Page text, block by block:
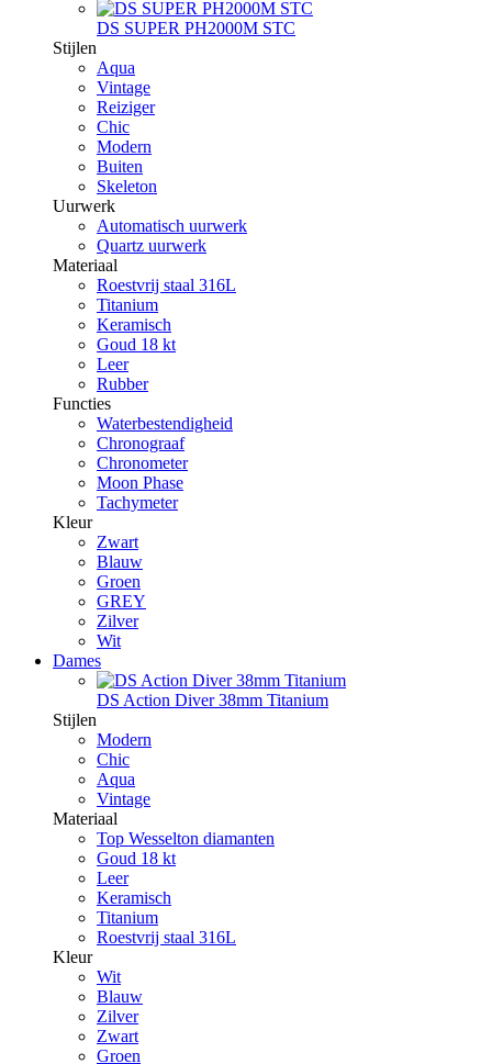
DS SUPER PH2000M STC
Stijlen
Aqua
Vintage
Reiziger
Chic
Modern
Buiten
Skeleton
Uurwerk
Automatisch uurwerk
Quartz uurwerk
Materiaal
Roestvrij staal 316L
Titanium
Keramisch
Goud 18 kt
Leer
Rubber
Functies
Waterbestendigheid
Chronograaf
Chronometer
Moon Phase
Tachymeter
Kleur
Zwart
Blauw
Groen
GREY
Zilver
Wit
Dames
DS Action Diver 38mm Titanium
Stijlen
Modern
Chic
Aqua
Vintage
Materiaal
Top Wesselton diamanten
Goud 18 kt
Leer
Keramisch
Titanium
Roestvrij staal 316L
Kleur
Wit
Blauw
Zilver
Zwart
Groen